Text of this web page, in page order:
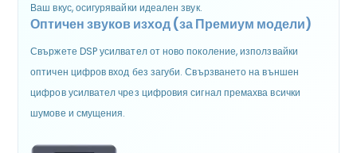
Ваш вкус, осигурявайки идеален звук.
Оптичен звуков изход (за Премиум модели)
Свържете DSP усилвател от ново поколение, използвайки
оптичен цифров вход без загуби. Свързването на външен
цифров усилвател чрез цифровия сигнал премахва всички
шумове и смущения.